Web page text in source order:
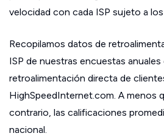
velocidad con cada ISP sujeto a
Recopilamos datos de
ISP de nuestras encuestas anuales
retroalimentación directa de
HighSpeedInternet.com. A menos
contrario, las calificaciones
nacional.